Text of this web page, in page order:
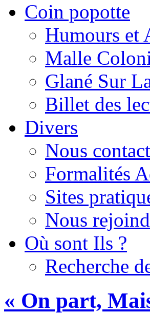
Coin popotte
Humours et
Malle
Glané Sur
Billet des
Divers
Nous
Formalités
Sites
Nous
Où sont Ils ?
Recherche
« On part,